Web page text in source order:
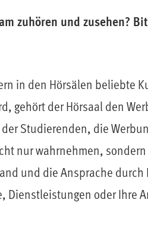
zuhören und zusehen?
in den Hörsälen beliebte
gehört der Hörsaal den
Studierenden, die
nur wahrnehmen,
und die Ansprache
oder Ihre